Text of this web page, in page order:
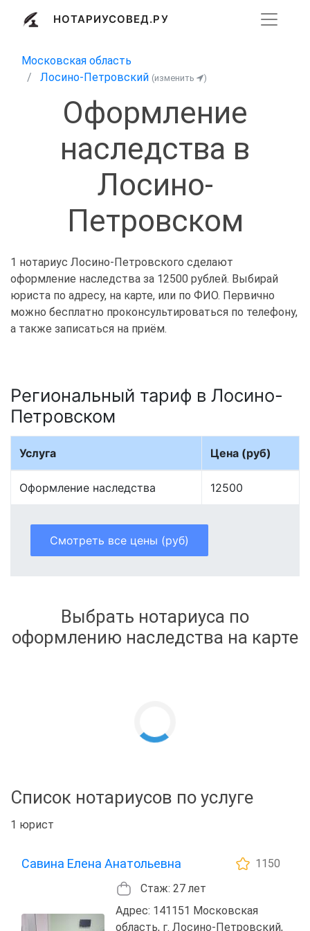
НОТАРИУСОВЕД.РУ
Московская область
Лосино-Петровский (изменить )
Оформление
наследства в
Лосино-
Петровском
1 нотариус Лосино-Петровского сделают
оформление наследства за 12500 рублей. Выбирай
юриста по адресу, на карте, или по ФИО. Первично
можно бесплатно проконсультироваться по телефону,
а также записаться на приём.
Региональный тариф в Лосино-
Петровском
Услуга Цена (руб)
Оформление наследства 12500
Смотреть все цены (руб)
Выбрать нотариуса по
оформлению наследства на карте
Список нотариусов по услуге
1 юрист
Савина Елена Анатольевна
1150
Стаж: 27 лет
Адрес: 141151 Московская
область, г. Лосино-Петровский,